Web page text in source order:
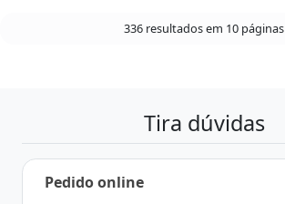
336 resultados em 10 páginas
Tira dúvidas
Pedido online